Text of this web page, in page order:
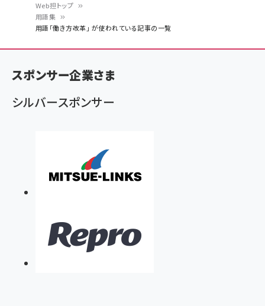
ン
く
ず
Web担トップ
用語集
用語「働き方改革」 が使われている記事の一覧
スポンサー企業さま
シルバースポンサー